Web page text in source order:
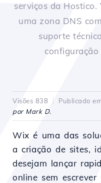
serviços da Hostico.
uma zona DNS
suporte
configuração
Visões 838
Publicado
por Mark D.
Wix é uma das
a criação de sites,
desejam lançar
online sem